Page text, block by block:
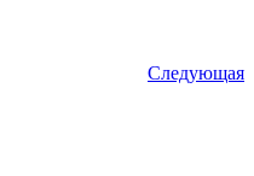
Следующая